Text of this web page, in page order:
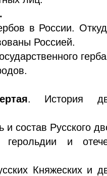
в России.
Россией.
. История
и состав Русского
и
Княжеских и